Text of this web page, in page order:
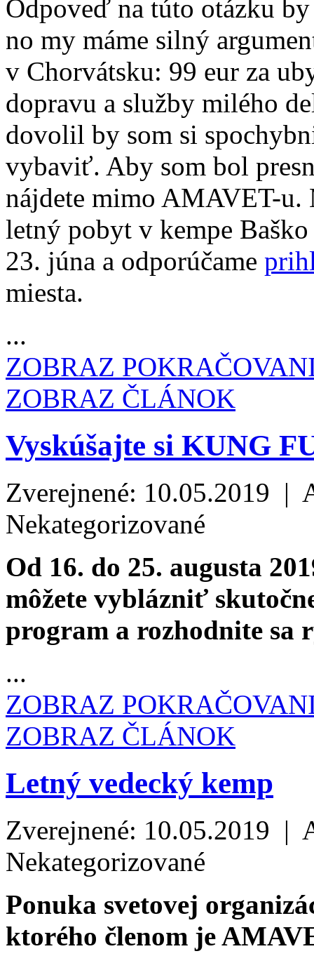
Odpoveď na túto otázku
no my máme silný
v Chorvátsku: 99 eur za
dopravu a služby milého
dovolil by som si
vybaviť. Aby som bol
nájdete mimo AMAVET-u.
letný pobyt v kempe
23. júna a odporúčame
miesta.
...
ZOBRAZ
ZOBRAZ ČLÁNOK
Vyskúšajte si KUNG
Zverejnené: 10.05.2019 |
Nekategorizované
Od 16. do 25. augusta
môžete vyblázniť
program a rozhodnite sa
...
ZOBRAZ
ZOBRAZ ČLÁNOK
Letný vedecký kemp
Zverejnené: 10.05.2019 |
Nekategorizované
Ponuka svetovej
ktorého členom je